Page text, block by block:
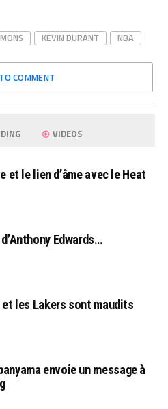
KEVIN DURANT NBA
COMMENT
VIDEOS
et le lien d’âme avec le Heat
Edwards…
et les Lakers sont maudits
envoie un message à